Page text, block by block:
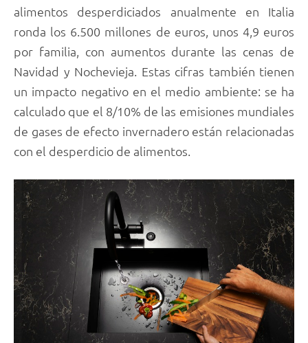
alimentos desperdiciados anualmente en Italia
ronda los 6.500 millones de euros, unos 4,9 euros
por familia, con aumentos durante las cenas de
Navidad y Nochevieja. Estas cifras también tienen
un impacto negativo en el medio ambiente: se ha
calculado que el 8/10% de las emisiones mundiales
de gases de efecto invernadero están relacionadas
con el desperdicio de alimentos.